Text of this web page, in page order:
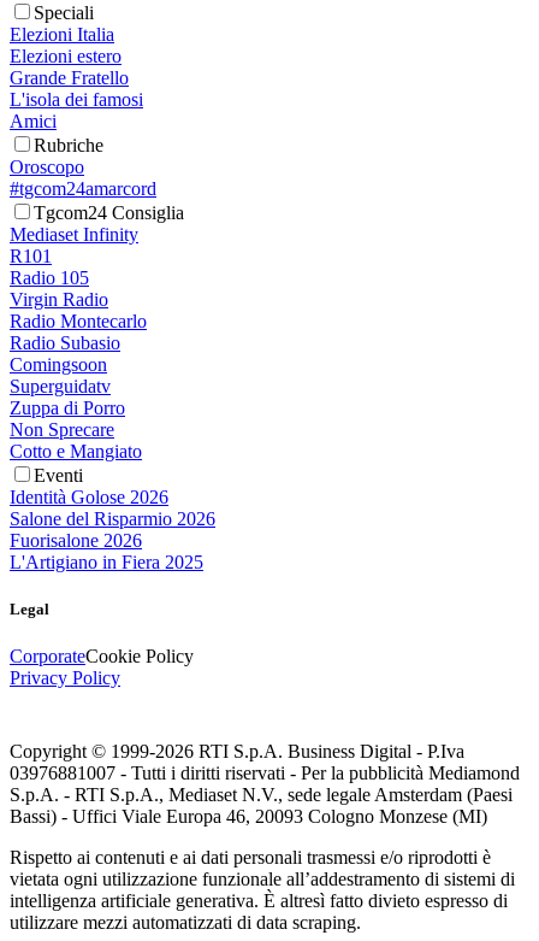
Speciali
Elezioni Italia
Elezioni estero
Grande Fratello
L'isola dei famosi
Amici
Rubriche
Oroscopo
#tgcom24amarcord
Tgcom24 Consiglia
Mediaset Infinity
R101
Radio 105
Virgin Radio
Radio Montecarlo
Radio Subasio
Comingsoon
Superguidatv
Zuppa di Porro
Non Sprecare
Cotto e Mangiato
Eventi
Identità Golose 2026
Salone del Risparmio 2026
Fuorisalone 2026
L'Artigiano in Fiera 2025
Legal
CorporateCookie Policy
Privacy Policy
Copyright © 1999-2026 RTI S.p.A. Business Digital - P.Iva
03976881007 - Tutti i diritti riservati - Per la pubblicità Mediamond
S.p.A. - RTI S.p.A., Mediaset N.V., sede legale Amsterdam (Paesi
Bassi) - Uffici Viale Europa 46, 20093 Cologno Monzese (MI)
Rispetto ai contenuti e ai dati personali trasmessi e/o riprodotti è
vietata ogni utilizzazione funzionale all’addestramento di sistemi di
intelligenza artificiale generativa. È altresì fatto divieto espresso di
utilizzare mezzi automatizzati di data scraping.